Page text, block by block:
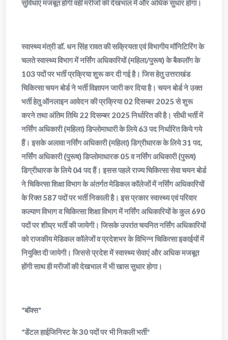
सुविधाएं मजबूत होगी वहीं मरीजों की देखभाल में और अधिक सुधार होगा।
स्वास्थ्य मंत्री डॉ. धन सिंह रावत की सक्रियता एवं विभागीय मॉनिटिरिंग के
चलते स्वास्थ्य विभाग में नर्सिंग अधिकारियों (महिला/पुरूष) के बैकलॉग के
103 पदों पर भर्ती प्रक्रिया शुरू कर दी गई है। जिस हेतु उत्तराखंड
चिकित्सा चयन बोर्ड ने भर्ती विज्ञापन जारी कर दिया है। चयन बोर्ड ने उक्त
भर्ती हेतु ऑनलाइन आवेदन की प्रक्रिया 02 दिसम्बर 2025 से शुरू
करने तथा अंतिम तिथि 22 दिसम्बर 2025 निर्धारित की है। सीधी भर्ती में
नर्सिंग अधिकारी (महिला) डिप्लोमाधारी के लिये 63 पद निर्धारित किये गये
हैं। इसके अलावा नर्सिंग अधिकारी (महिला) डिग्रीधारक के लिये 31 पद,
नर्सिंग अधिकारी (पुरूष) डिप्लोमाधारक 05 व नर्सिंग अधिकारी (पुरूष)
डिग्रीधारक के लिये 04 पद हैं। इसस पहले राज्य चिकित्सा सेवा चयन बोर्ड
ने चिकित्सा शिक्षा विभाग के अंतर्गत मेडिकल कॉलेजों में नर्सिंग अधिकारियों
के रिक्त 587 पदों पर भर्ती निकाली है। इस प्रकार स्वास्थ्य एवं परिवार
कल्याण विभाग व चिकित्सा शिक्षा विभाग में नर्सिंग अधिकारियों के कुल 690
पदों पर शीघ्र भर्ती की जायेगी। जिसके उपरांत चयनित नर्सिंग अधिकारियों
को राजकीय मेडिकल कॉलेजों व प्रदेशभर के विभिन्न चिकित्सा इकाईयों में
नियुक्ति दी जायेगी। जिससे प्रदेश में स्वास्थ्य सेवाएं और अधिक मजबूत
होंगी साथ ही मरीजों की देखभाल में भी खास सुधार होगा।
*बॉक्स*
*डेंटल हाईजिनिस्ट के 30 पदों पर भी निकली भर्ती*